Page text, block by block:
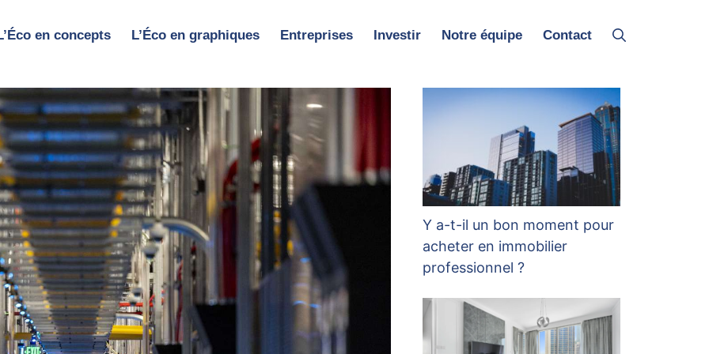
en concepts L’Éco en graphiques Entreprises Investir Notre équipe Contact
Y a-t-il un bon moment pour
acheter en immobilier
professionnel ?